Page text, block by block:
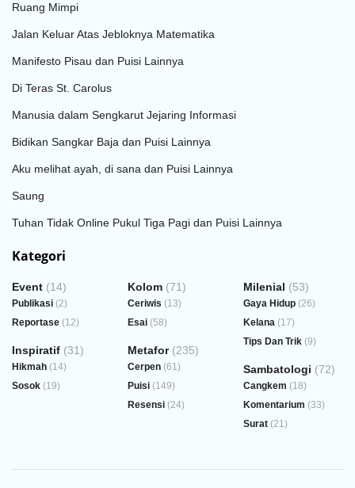
Ruang Mimpi
Jalan Keluar Atas Jebloknya Matematika
Manifesto Pisau dan Puisi Lainnya
Di Teras St. Carolus
Manusia dalam Sengkarut Jejaring Informasi
Bidikan Sangkar Baja dan Puisi Lainnya
Aku melihat ayah, di sana dan Puisi Lainnya
Saung
Tuhan Tidak Online Pukul Tiga Pagi dan Puisi Lainnya
Kategori
Event (14)
Publikasi (2)
Reportase (12)
Inspiratif (31)
Hikmah (14)
Sosok (19)
Kolom (71)
Ceriwis (13)
Esai (58)
Metafor(235)
Cerpen (61)
Puisi (149)
Resensi (24)
Milenial (53)
Gaya Hidup (26)
Kelana (17)
Tips Dan Trik (9)
Sambatologi (72)
Cangkem (18)
Komentarium (33)
Surat (21)